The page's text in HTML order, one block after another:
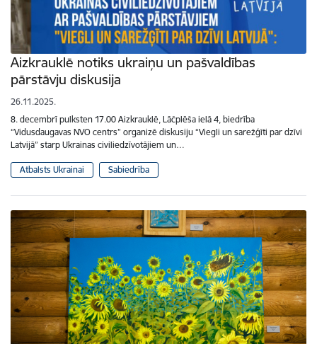
Aizkrauklē notiks ukraiņu un pašvaldības
pārstāvju diskusija
26.11.2025.
8. decembrī pulksten 17.00 Aizkrauklē, Lāčplēša ielā 4, biedrība
“Vidusdaugavas NVO centrs” organizē diskusiju “Viegli un sarežģīti par dzīvi
Latvijā” starp Ukrainas civiliedzīvotājiem un…
Atbalsts Ukrainai Sabiedrība